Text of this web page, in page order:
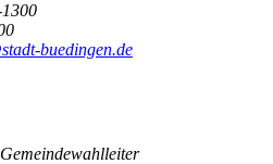
buedingen.de